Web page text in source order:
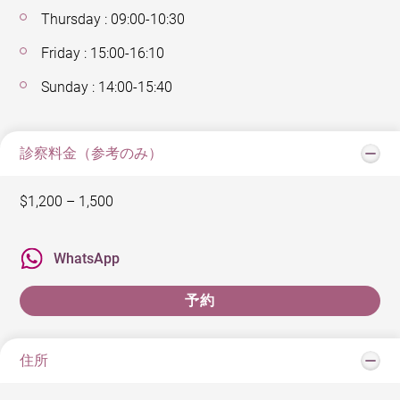
Thursday : 09:00-10:30
Friday : 15:00-16:10
Sunday : 14:00-15:40
診察料金（参考のみ）
$1,200 – 1,500
WhatsApp
予約
住所